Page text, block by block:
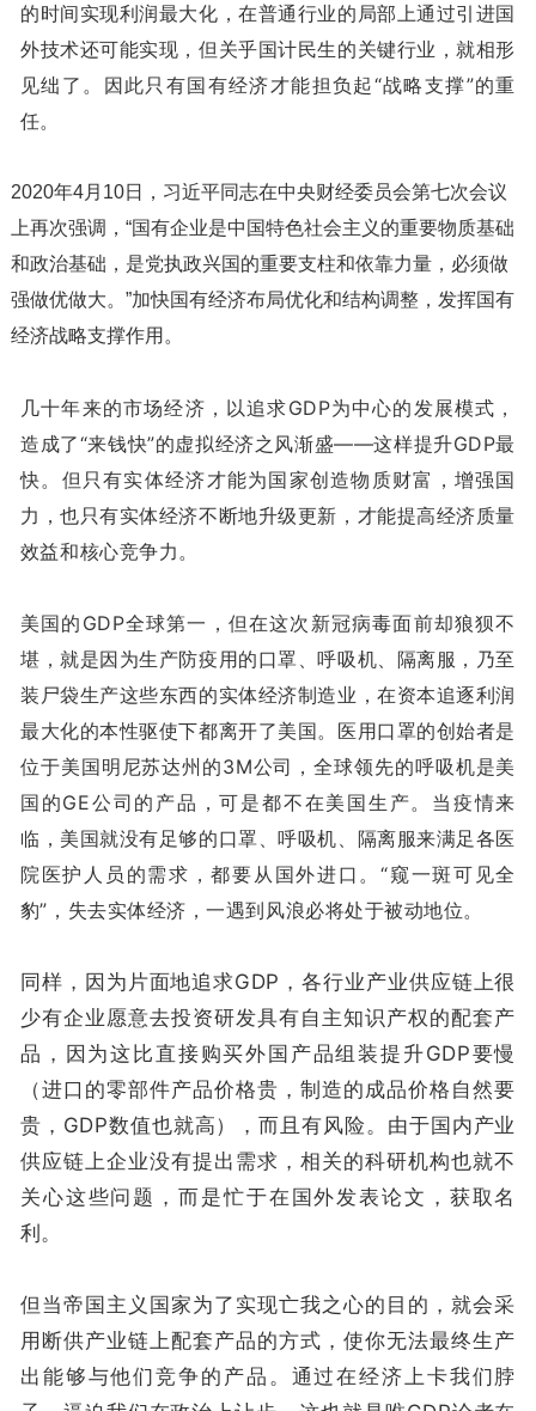
的时间实现利润最大化，在普通行业的局部上通过引进国
外技术还可能实现，但关乎国计民生的关键行业，就相形
见绌了。因此只有国有经济才能担负起“战略支撑”的重
任。
2020年4月10日，习近平同志在中央财经委员会第七次会议
上再次强调，“国有企业是中国特色社会主义的重要物质基础
和政治基础，是党执政兴国的重要支柱和依靠力量，必须做
强做优做大。 ”加快国有经济布局优化和结构调整，发挥国有
经济战略支撑作用。
几十年来的市场经济，以追求GDP为中心的发展模式，
造成了“来钱快”的虚拟经济之风渐盛——这样提升GDP最
快。但只有实体经济才能为国家创造物质财富，增强国
力，也只有实体经济不断地升级更新，才能提高经济质量
效益和核心竞争力。
美国的GDP全球第一，但在这次新冠病毒面前却狼狈不
堪，就是因为生产防疫用的口罩、呼吸机、隔离服，乃至
装尸袋生产这些东西的实体经济制造业，在资本追逐利润
最大化的本性驱使下都离开了美国。医用口罩的创始者是
位于美国明尼苏达州的3M公司，全球领先的呼吸机是美
国的GE公司的产品，可是都不在美国生产。当疫情来
临，美国就没有足够的口罩、呼吸机、隔离服来满足各医
院医护人员的需求，都要从国外进口。“窥一斑可见全
豹”，失去实体经济，一遇到风浪必将处于被动地位。
同样，因为片面地追求GDP，各行业产业供应链上很
少有企业愿意去投资研发具有自主知识产权的配套产
品，因为这比直接购买外国产品组装提升GDP要慢
（进口的零部件产品价格贵，制造的成品价格自然要
贵，GDP数值也就高），而且有风险。由于国内产业
供应链上企业没有提出需求，相关的科研机构也就不
关心这些问题，而是忙于在国外发表论文，获取名
利。
但当帝国主义国家为了实现亡我之心的目的，就会采
用断供产业链上配套产品的方式，使你无法最终生产
出能够与他们竞争的产品。通过在经济上卡我们脖